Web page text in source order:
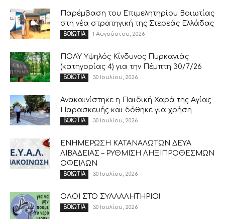
Παρέμβαση του Επιμελητηρίου Βοιωτίας
στη νέα στρατηγική της Στερεάς Ελλάδας
ΒΟΙΩΤΙΑ 1 Αυγούστου, 2026
ΠΟΛΥ Υψηλός Κίνδυνος Πυρκαγιάς
(κατηγορίας 4) για την Πέμπτη 30/7/26
ΒΟΙΩΤΙΑ 30 Ιουλίου, 2026
Ανακαινίστηκε η Παιδική Χαρά της Αγίας
Παρασκευής και δόθηκε για χρήση
ΒΟΙΩΤΙΑ 30 Ιουλίου, 2026
ΕΝΗΜΕΡΩΣΗ ΚΑΤΑΝΑΛΩΤΩΝ ΔΕΥΑ
ΛΙΒΑΔΕΙΑΣ – ΡΥΘΜΙΣΗ ΛΗΞΙΠΡΟΘΕΣΜΩΝ
ΟΦΕΙΛΩΝ
ΒΟΙΩΤΙΑ 30 Ιουλίου, 2026
ΟΛΟΙ ΣΤΟ ΣΥΛΛΑΛΗΤΗΡΙΟ!
ΒΟΙΩΤΙΑ 30 Ιουλίου, 2026